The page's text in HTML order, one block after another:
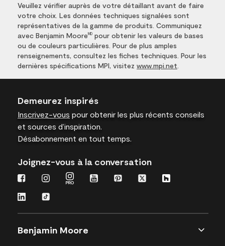
Veuillez vérifier auprès de votre détaillant avant de faire
votre choix. Les données techniques signalées sont
représentatives de la gamme de produits. Communiquez
avec Benjamin Moore MD pour obtenir les valeurs de bases
ou de couleurs particulières. Pour de plus amples
renseignements, consultez les fiches techniques. Pour les
dernières spécifications MPI, visitez www.mpi.net
Demeurez inspirés
Inscrivez-vous pour obtenir les plus récents conseils
et sources d’inspiration.
Désabonnement en tout temps.
Joignez-vous à la conversation
Benjamin Moore